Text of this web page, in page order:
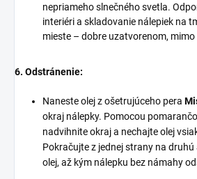
nepriameho slnečného svetla.
interiéri a skladovanie nálepiek na
mieste – dobre uzatvorenom,
6. Odstránenie:
Naneste olej z ošetrujúceho pera
okraj nálepky. Pomocou
nadvihnite okraj a nechajte olej
Pokračujte z jednej strany na
olej, až kým nálepku bez námahy